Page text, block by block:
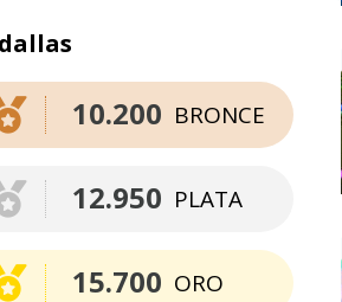
BRONCE
10.200
PLATA
12.950
ORO
15.700